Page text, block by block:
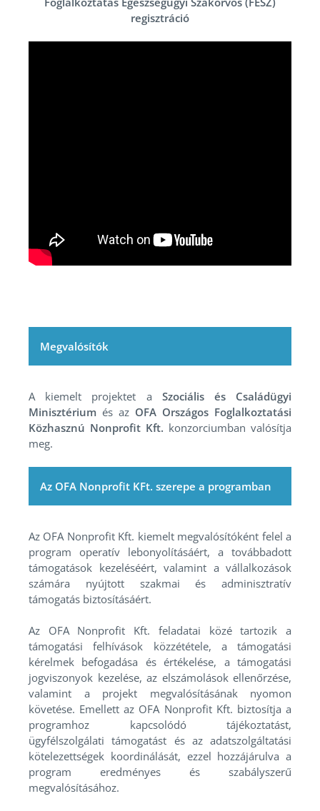
regisztráció
Megvalósítók
A kiemelt projektet a Szociális és Családügyi
Minisztérium és az OFA Országos Foglalkoztatási
Közhasznú Nonprofit Kft. konzorciumban valósítja
meg.
Az OFA Nonprofit KFt. szerepe a programban
Az OFA Nonprofit Kft. kiemelt megvalósítóként felel a
program operatív lebonyolításáért, a továbbadott
támogatások kezeléséért, valamint a vállalkozások
számára nyújtott szakmai és adminisztratív
támogatás biztosításáért.
Az OFA Nonprofit Kft. feladatai közé tartozik a
támogatási felhívások közzététele, a támogatási
kérelmek befogadása és értékelése, a támogatási
jogviszonyok kezelése, az elszámolások ellenőrzése,
valamint a projekt megvalósításának nyomon
követése. Emellett az OFA Nonprofit Kft. biztosítja a
programhoz kapcsolódó tájékoztatást,
ügyfélszolgálati támogatást és az adatszolgáltatási
kötelezettségek koordinálását, ezzel hozzájárulva a
program eredményes és szabályszerű
megvalósításához.